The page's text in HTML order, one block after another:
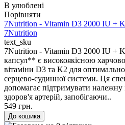
В улюблені
Порівняти
7Nutrition - Vitamin D3 2000 IU +
7Nutrition
text_sku
7Nutrition - Vitamin D3 2000 IU +
капсул** є високоякісною
вітаміни D3 та K2 для
серцево-судинної системи. Ця
допомагає підтримувати належну
здоров'я артерій, запобігаючи..
549 грн.